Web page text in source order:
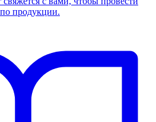
продукции.